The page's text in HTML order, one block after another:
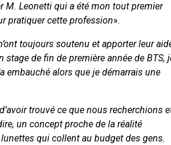
M. Leonetti qui a été mon tout premier
pratiquer cette profession».
toujours soutenu et apporter leur
stage de fin de première année de BTS,
embauché alors que je démarrais une
trouvé ce que nous recherchions
un concept proche de la réalité
qui collent au budget des gens.